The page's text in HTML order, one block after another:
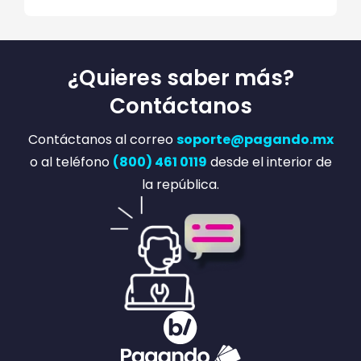
¿Quieres saber más?
Contáctanos
Contáctanos al correo soporte@pagando.mx
o al teléfono (800) 461 0119 desde el interior de
la república.